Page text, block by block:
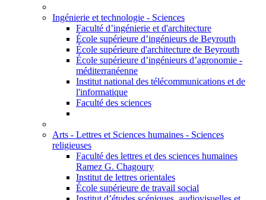
Ingénierie et technologie - Sciences
Faculté d’ingénierie et d'architecture
École supérieure d’ingénieurs de Beyrouth
École supérieure d'architecture de Beyrouth
École supérieure d’ingénieurs d’agronomie -
méditerranéenne
Institut national des télécommunications et de
l'informatique
Faculté des sciences
Arts - Lettres et Sciences humaines - Sciences
religieuses
Faculté des lettres et des sciences humaines
Ramez G. Chagoury
Institut de lettres orientales
École supérieure de travail social